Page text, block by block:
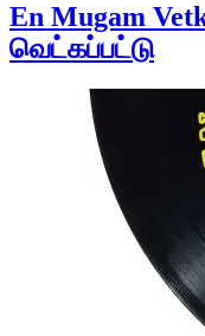
En Mugam
வெட்கப்பட்டு